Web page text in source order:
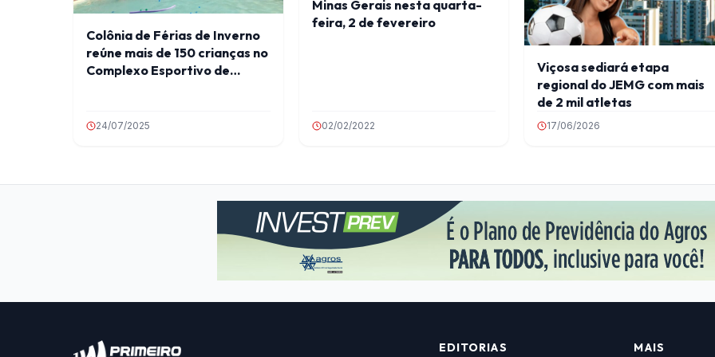
Colônia de Férias de Inverno
reúne mais de 150 crianças no
Complexo Esportivo de
24/07/2025
Minas Gerais nesta quarta-
feira, 2 de fevereiro
02/02/2022
Viçosa sediará etapa
regional do JEMG com mais
de 2 mil atletas
17/06/2026
EDITORIAS MAIS